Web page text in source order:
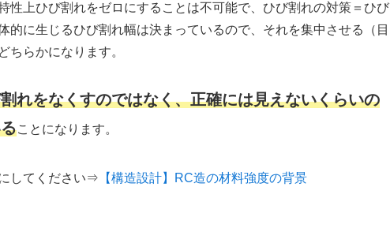
性上ひび割れをゼロにすることは不可能で、ひび割れの対策＝ひび
的に生じるひび割れ幅は決まっているので、それを集中させる（目
ちらかになります。
れをなくすのではなく、正確には見えないくらいの
ことになります。
してください⇒ 【構造設計】RC造の材料強度の背景